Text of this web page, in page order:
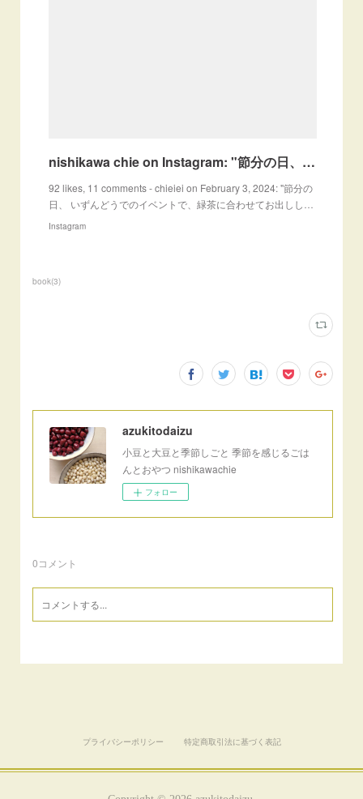
nishikawa chie on Instagram: "節分の日、 いずんどうでのイベントで、緑茶に合わせてお出ししたお菓子👹 中餡は、白小豆を炊いて柚皮がふんわり香るように、 髪は胡麻にてグレ
92 likes, 11 comments - chieiei on February 3, 2024: "節分の
日、 いずんどうでのイベントで、緑茶に合わせてお出しし…
Instagram
book(3)
azukitodaizu
小豆と大豆と季節しごと 季節を感じるごは
んとおやつ nishikawachie
フォロー
0コメント
プライバシーポリシー 特定商取引法に基づく表記